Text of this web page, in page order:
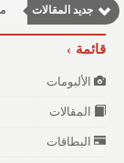
جديد المقالات
قائمة
الألبومات
المقالات
البطاقات